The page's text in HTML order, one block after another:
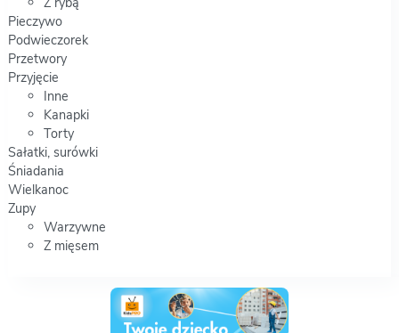
Pieczywo
Podwieczorek
Przetwory
Przyjęcie
Inne
Kanapki
Torty
Sałatki, surówki
Śniadania
Wielkanoc
Zupy
Warzywne
Z mięsem